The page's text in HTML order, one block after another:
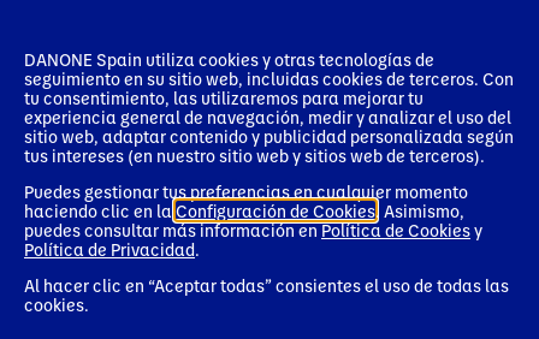
DANONE Spain utiliza cookies y otras tecnologías de
seguimiento en su sitio web, incluidas cookies de terceros. Con
tu consentimiento, las utilizaremos para mejorar tu
experiencia general de navegación, medir y analizar el uso del
sitio web, adaptar contenido y publicidad personalizada según
tus intereses (en nuestro sitio web y sitios web de terceros).
Puedes gestionar tus preferencias en cualquier momento
haciendo clic en la Configuración de Cookies . Asimismo,
puedes consultar más información enPolítica de Cookiesy
Política de Privacidad
Al hacer clic en “Aceptar todas” consientes el uso de todas las
cookies.
Press release
08 junio 2026
Danone invierte
más de 20 millones
de euros para
liderar la
transformación
Press release
28 mayo 2026
El 70% de los
padres señala la
sus hijos como su
en